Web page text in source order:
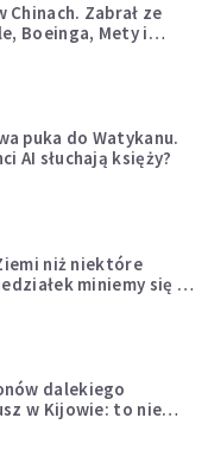
Chinach. Zabrał ze
Boeinga, Mety i
puka do Watykanu.
AI słuchają księży?
niż niektóre
miniemy się z
poprzedzi znacznie
dalekiego
w Kijowie: to nie
zakończenia wojny